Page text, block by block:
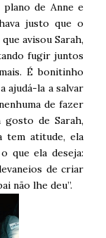
plano de Anne e
justo que o
avisou Sarah,
fugir juntos
É bonitinho
ajudá-la a salvar
de fazer
de Sarah,
tem atitude, ela
que ela deseja:
de criar
não lhe deu”.